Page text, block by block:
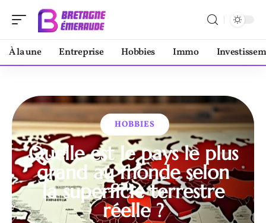
À la une Entreprise Hobbies Immo
HOBBIES
Quelle est le pays le plus
grand au monde selon
la superficie terrestre
réelle ?